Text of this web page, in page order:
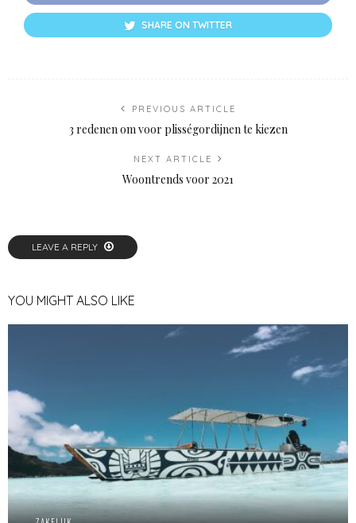
SHARE ON TWITTER
PREVIOUS ARTICLE
3 redenen om voor plisségordijnen te kiezen
NEXT ARTICLE
Woontrends voor 2021
LEAVE A REPLY
YOU MIGHT ALSO LIKE